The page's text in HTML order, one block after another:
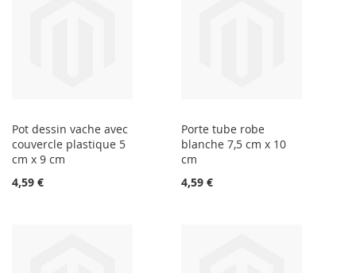
Pot dessin vache avec
couvercle plastique 5
cm x 9 cm
4,59 €
Porte tube robe
blanche 7,5 cm x 10
cm
4,59 €